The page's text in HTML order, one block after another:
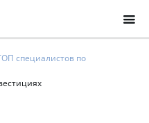
специалистов по